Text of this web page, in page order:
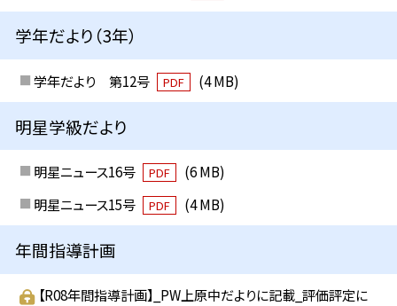
学年だより（3年）
学年だより 第12号 PDF (4 MB)
明星学級だより
明星ニュース16号 PDF
(6 MB)
明星ニュース15号
PDF (4 MB)
年間指導計画
【R08年間指導計画】_PW上原中だよりに記載_評価評定に